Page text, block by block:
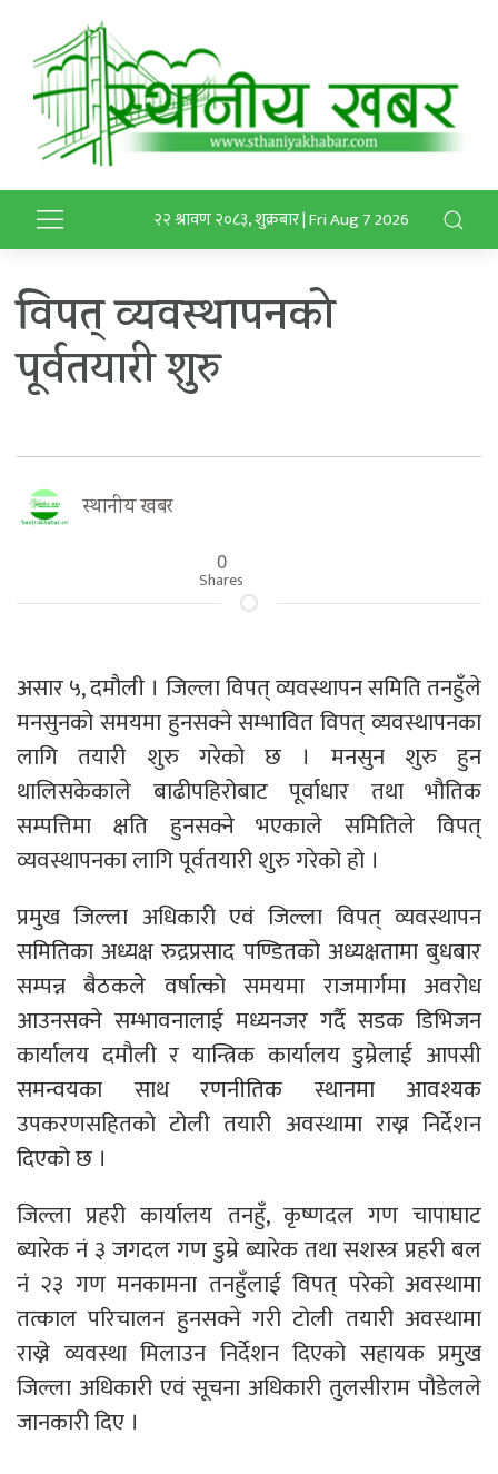
२२ श्रावण २०८३, शुक्रबार | Fri Aug 7 2026
विपत् व्यवस्थापनको
पूर्वतयारी शुरु
स्थानीय खबर
0
Shares
असार ५, दमौली । जिल्ला विपत् व्यवस्थापन समिति तनहुँले
मनसुनको समयमा हुनसक्ने सम्भावित विपत् व्यवस्थापनका
लागि तयारी शुरु गरेको छ । मनसुन शुरु हुन
थालिसकेकाले बाढीपहिरोबाट पूर्वाधार तथा भौतिक
सम्पत्तिमा क्षति हुनसक्ने भएकाले समितिले विपत्
व्यवस्थापनका लागि पूर्वतयारी शुरु गरेको हो ।
प्रमुख जिल्ला अधिकारी एवं जिल्ला विपत् व्यवस्थापन
समितिका अध्यक्ष रुद्रप्रसाद पण्डितको अध्यक्षतामा बुधबार
सम्पन्न बैठकले वर्षात्को समयमा राजमार्गमा अवरोध
आउनसक्ने सम्भावनालाई मध्यनजर गर्दै सडक डिभिजन
कार्यालय दमौली र यान्त्रिक कार्यालय डुम्रेलाई आपसी
समन्वयका साथ रणनीतिक स्थानमा आवश्यक
उपकरणसहितको टोली तयारी अवस्थामा राख्न निर्देशन
दिएको छ ।
जिल्ला प्रहरी कार्यालय तनहुँ, कृष्णदल गण चापाघाट
ब्यारेक नं ३ जगदल गण डुम्रे ब्यारेक तथा सशस्त्र प्रहरी बल
नं २३ गण मनकामना तनहुँलाई विपत् परेको अवस्थामा
तत्काल परिचालन हुनसक्ने गरी टोली तयारी अवस्थामा
राख्ने व्यवस्था मिलाउन निर्देशन दिएको सहायक प्रमुख
जिल्ला अधिकारी एवं सूचना अधिकारी तुलसीराम पौडेलले
जानकारी दिए ।